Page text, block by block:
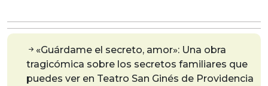
«Guárdame el secreto, amor»: Una obra
tragicómica sobre los secretos familiares que
puedes ver en Teatro San Ginés de Providencia